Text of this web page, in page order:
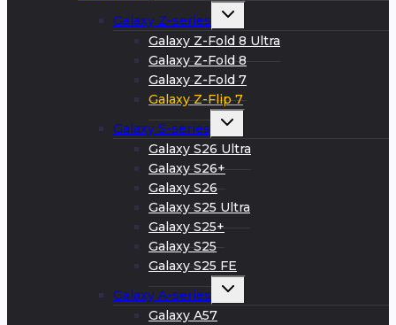
Galaxy Z-series
Развернуть
дочернее
меню
Galaxy Z-Fold 8 Ultra
Galaxy Z-Fold 8
Galaxy Z-Fold 7
Galaxy Z-Flip 7
Galaxy S-series
Развернуть
дочернее
меню
Galaxy S26 Ultra
Galaxy S26+
Galaxy S26
Galaxy S25 Ultra
Galaxy S25+
Galaxy S25
Galaxy S25 FE
Galaxy A-series
Развернуть
дочернее
меню
Galaxy A57